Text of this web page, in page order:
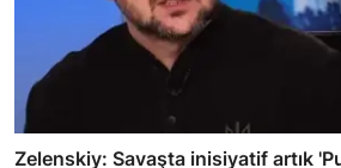
Zelenskiy: Savaşta inisiyatif artık